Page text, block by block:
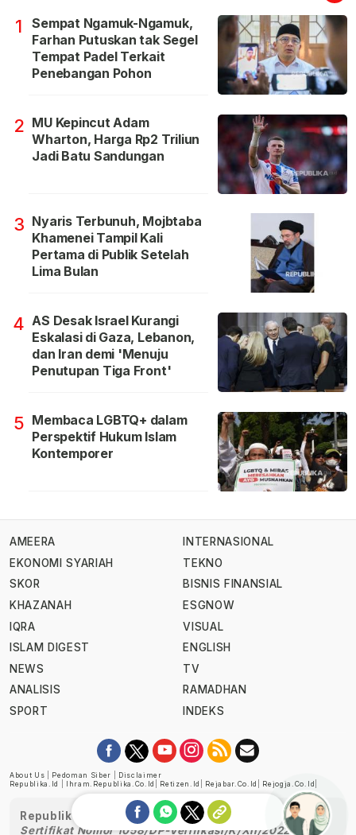
1
Sempat Ngamuk-Ngamuk,
Farhan Putuskan tak Segel
Tempat Padel Terkait
Penebangan Pohon
2 MU Kepincut Adam
Wharton, Harga Rp2 Triliun
Jadi Batu Sandungan
3 Nyaris Terbunuh, Mojbtaba
Khamenei Tampil Kali
Pertama di Publik Setelah
Lima Bulan
4 AS Desak Israel Kurangi
Eskalasi di Gaza, Lebanon,
dan Iran demi 'Menuju
Penutupan Tiga Front'
5 Membaca LGBTQ+ dalam
Perspektif Hukum Islam
Kontemporer
AMEERA
EKONOMI SYARIAH
SKOR
KHAZANAH
IQRA
ISLAM DIGEST
NEWS
ANALISIS
SPORT
INTERNASIONAL
TEKNO
BISNIS FINANSIAL
ESGNOW
VISUAL
ENGLISH
TV
RAMADHAN
INDEKS
About Us Pedoman Siber
Disclaimer
Republika.id
Ihram.republika.co.id Retizen.id Rejabar.co.id Rejogja.co.id
Republika telah diverifikasi oleh Dewan Pers
Sertifikat Nomor 1058/DP-Verifikasi/K/XII/2022